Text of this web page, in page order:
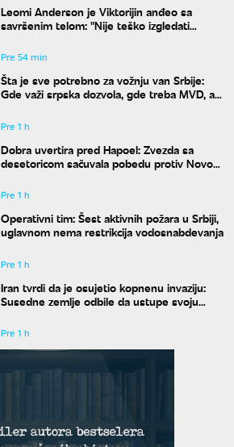
Leomi Anderson je Viktorijin anđeo sa
savršenim telom: "Nije teško izgledati
Pre 54 min
Šta je sve potrebno za vožnju van Srbije:
Gde važi srpska dozvola, gde treba MVD, a
Pre 1 h
Dobra uvertira pred Hapoel: Zvezda sa
desetoricom sačuvala pobedu protiv Novog
Pre 1 h
Operativni tim: Šest aktivnih požara u Srbiji,
uglavnom nema restrikcija vodosnabdevanja
Pre 1 h
Iran tvrdi da je osujetio kopnenu invaziju:
Susedne zemlje odbile da ustupe svoju
Pre 1 h